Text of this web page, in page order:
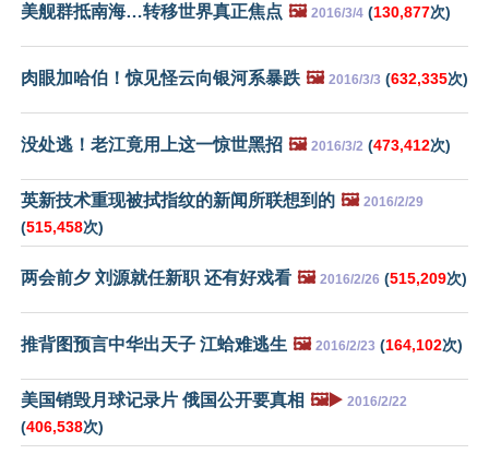
美舰群抵南海…转移世界真正焦点 🖼️ 2016/3/4 (130,877次)
肉眼加哈伯！惊见怪云向银河系暴跌 🖼️ 2016/3/3 (632,335次)
没处逃！老江竟用上这一惊世黑招 🖼️ 2016/3/2 (473,412次)
英新技术重现被拭指纹的新闻所联想到的 🖼️ 2016/2/29
(515,458次)
两会前夕 刘源就任新职 还有好戏看 🖼️ 2016/2/26 (515,209次)
推背图预言中华出天子 江蛤难逃生 🖼️ 2016/2/23 (164,102次)
美国销毁月球记录片 俄国公开要真相 🖼️▶️ 2016/2/22
(406,538次)